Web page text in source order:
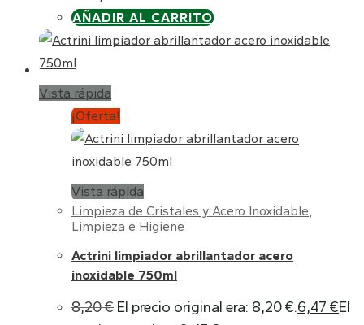
AÑADIR AL CARRITO
Vista rápida
¡Oferta!
Vista rápida
Limpieza de Cristales y Acero Inoxidable,
Limpieza e Higiene
Actrini limpiador abrillantador acero
inoxidable 750ml
8,20€ El precio original era: 8,20 €.6,47 €El